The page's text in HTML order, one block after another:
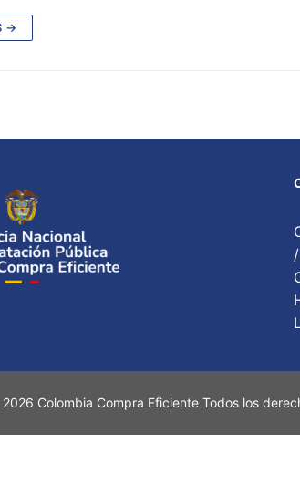
→
Colombia Compra Eficiente Todos los